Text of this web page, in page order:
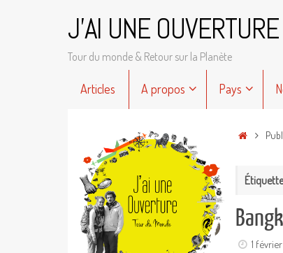
J'AI UNE OUVERTURE
Tour du monde & Retour sur la Planète
Articles A propos Pays
Accueil
1